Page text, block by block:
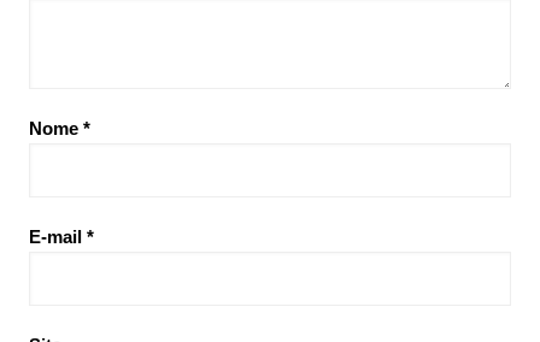
Nome *
E-mail *